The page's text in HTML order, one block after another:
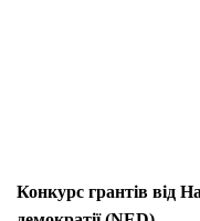
Конкурс грантів від